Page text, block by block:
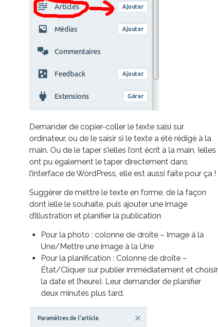
Demander de copier-coller le texte saisi sur
ordinateur, ou de le saisir si le texte a été rédigé à la
main. Ou de le taper s’ielles l’ont écrit à la main. Ielles
ont pu également le taper directement dans
l’interface de WordPress, elle est aussi faite pour ça !
Suggérer de mettre le texte en forme, de la façon
dont ielle le souhaite, puis ajouter une image
d’illustration et planifier la publication
Pour la photo : colonne de droite – Image à la
Une/Mettre une image à la Une
Pour la planification : Colonne de droite –
État/Cliquer sur publier immédiatement et choisir
la date et l’heure). Leur demander de planifier
deux minutes plus tard.